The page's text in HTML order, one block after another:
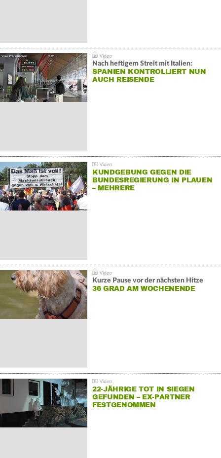
Nach heftigem Streit mit Italien:
SPANIEN KONTROLLIERT NUN
AUCH REISENDE
KUNDGEBUNG GEGEN DIE
BUNDESREGIERUNG IN PLAUEN
– MEHRERE
Kurze Pause vor der nächsten Hitze
36 GRAD AM WOCHENENDE
22-JÄHRIGE TOT IN SIEGEN
GEFUNDEN – EX-PARTNER
FESTGENOMMEN